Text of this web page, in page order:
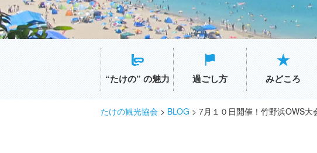
“たけの” の魅力 過ごし方 みどころ
たけの観光協会 > BLOG > 7月１０日開催！竹野浜OWS大